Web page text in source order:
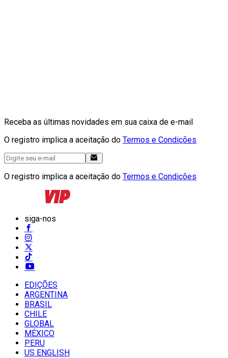
Receba as últimas novidades em sua caixa de e-mail
O registro implica a aceitação do Termos e Condições
O registro implica a aceitação do Termos e Condições
siga-nos
EDIÇÕES
ARGENTINA
BRASIL
CHILE
GLOBAL
MÉXICO
PERU
US ENGLISH